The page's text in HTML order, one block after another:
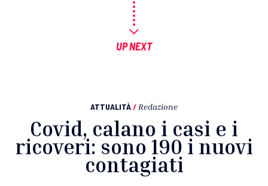
UP NEXT
ATTUALITÀ/ Redazione
Covid, calano i casi e i
ricoveri: sono 190 i nuovi
contagiati